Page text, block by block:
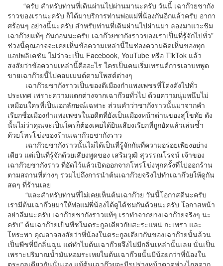
“ครับ สำหรับท่านที่เดินผ่านไปผ่านมานะครับ วันนี้ เฉาก๊วยชากัง
ราวของเรานะครับ ก็ได้มาบริการท่านพ่อแม่พี่น้องกันอีกแล้วครับ อากา
ศร้อนๆ อย่างนี้นะครับ สำหรับท่านที่เดินผ่านไปผ่านมา ลองมาแวะชิม
เฉาก๊วยแท้ๆ กันก่อนนะครับ เฉาก๊วยชากังราวของเราเป็นที่รู้จักไปทั่ว”
ช่วงนี้คุณอาจจะเคยเห็นข้อความเหล่านี้ในช่องความคิดเห็นของทุก
แอปพลิเคชัน ไม่ว่าจะเป็น Facebook, YouTube หรือ TikTok แล้ว
สงสัยว่าข้อความเหล่านี้คืออะไร ใครเป็นคนเริ่มเทรนด์การเอาบทพูด
ขายเฉาก๊วยนี้ไปคอมเมนต์ตามโพสต์ต่างๆ
เฉาก๊วยชากังราวเป็นของดีเมืองกำแพงเพชรที่โด่งดังไปทั่ว
ประเทศ เพราะความแตกต่างจากเฉาก๊วยทั่วไป ด้วยความนุ่มหนึบไม่
เหมือนใครที่เป็นเอกลักษณ์เฉพาะ ส่วนคำว่าชากังราวนั้นมาจากคำ
เรียกชื่อเมืองกำแพงเพชรในอดีตที่ยังเป็นเมืองหน้าด่านของสุโขทัย ดัง
นั้นไม่ว่าคุณจะเป็นใครก็ต้องเคยได้ยินเสียงเรียกที่ถูกอัดแล้วเล่นซ้ำ
ด้วยโทรโข่งของร้านเฉาก๊วยชากังราว
เฉาก๊วยชากังราวนั้นไม่ได้เป็นที่รู้จักกันที่ความอร่อยเพียงอย่าง
เดียว แต่เป็นที่รู้จักด้วยเสียงพูดของ เสริมวุฒิ สุวรรณโรจน์ เจ้าของ
เฉาก๊วยชากังราว ที่อัดไว้แล้วเปิดออกจากโทรโข่งทุกครั้งที่ไปออกร้าน
ตามสถานที่ต่างๆ รวมไปถึงการนำต้นเฉาก๊วยจริงไปทำเฉาก๊วยให้ดูกัน
สดๆ ที่ร้านเลย
“และสำหรับท่านที่ไม่เคยเห็นต้นเฉาก๊วย วันนี้โอกาสดีนะครับ
เรามีต้นเฉาก๊วยมาให้พ่อแม่พี่น้องได้ดูได้ชมกันด้วยนะครับ โอกาสหน้า
อย่าลืมนะครับ เฉาก๊วยชากังราวแท้ๆ เราทำจากยางเฉาก๊วยจริงๆ นะ
ครับ” ต้นเฉาก๊วยเป็นพืชในตระกูลเดียวกับสะระแหน่ กะเพรา และ
โหระพา คุณอาจสงสัยว่าพี่น้องในตระกูลเดียวกันของเฉาก๊วยนั้นล้วน
เป็นพืชที่มีกลิ่นฉุน แต่ทำไมต้นเฉาก๊วยจึงไม่มีกลิ่นเหล่านั้นเลย นั่นเป็น
เพราะปริมาณน้ำมันหอมระเหยในต้นเฉาก๊วยนั้นมีน้อยกว่าพี่น้องใน